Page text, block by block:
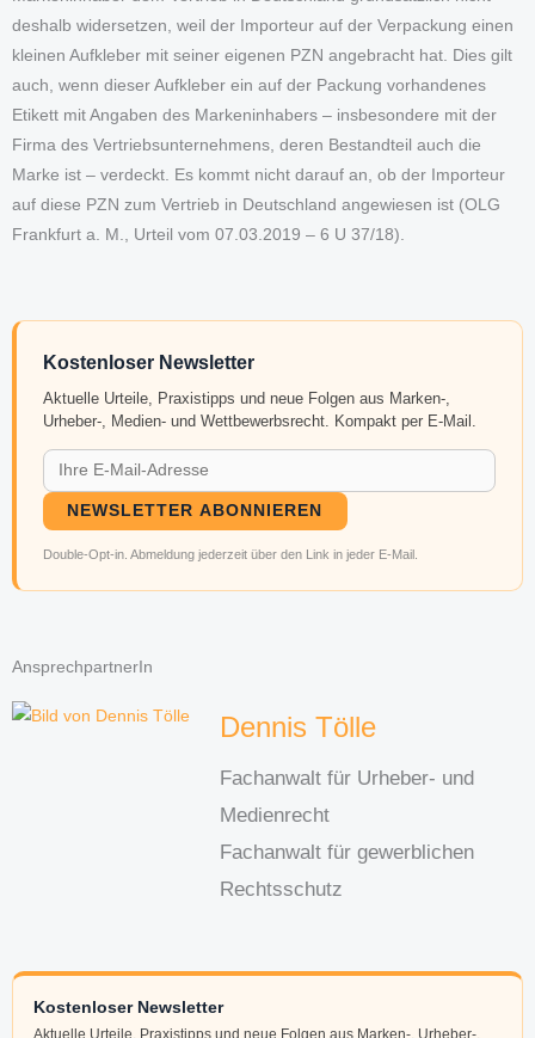
deshalb widersetzen, weil der Importeur auf der Verpackung einen
kleinen Aufkleber mit seiner eigenen PZN angebracht hat. Dies gilt
auch, wenn dieser Aufkleber ein auf der Packung vorhandenes
Etikett mit Angaben des Markeninhabers – insbesondere mit der
Firma des Vertriebsunternehmens, deren Bestandteil auch die
Marke ist – verdeckt. Es kommt nicht darauf an, ob der Importeur
auf diese PZN zum Vertrieb in Deutschland angewiesen ist (OLG
Frankfurt a. M., Urteil vom 07.03.2019 – 6 U 37/18).
Kostenloser Newsletter
Aktuelle Urteile, Praxistipps und neue Folgen aus Marken-,
Urheber-, Medien- und Wettbewerbsrecht. Kompakt per E-Mail.
NEWSLETTER ABONNIEREN
Double-Opt-in. Abmeldung jederzeit über den Link in jeder E-Mail.
AnsprechpartnerIn
Dennis Tölle
Fachanwalt für Urheber- und
Medienrecht
Fachanwalt für gewerblichen
Rechtsschutz
Kostenloser Newsletter